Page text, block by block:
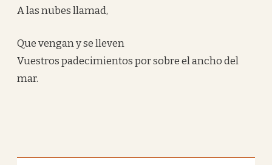
A las nubes llamad,
Que vengan y se lleven
Vuestros padecimientos por sobre el ancho del
mar.